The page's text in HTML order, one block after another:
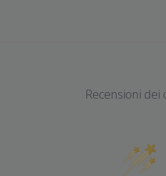
Recensioni dei